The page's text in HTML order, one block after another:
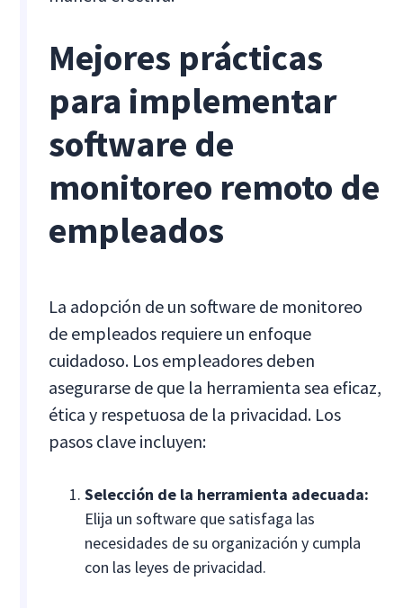
Mejores prácticas
para implementar
software de
monitoreo remoto de
empleados
La adopción de un software de monitoreo
de empleados requiere un enfoque
cuidadoso. Los empleadores deben
asegurarse de que la herramienta sea eficaz,
ética y respetuosa de la privacidad. Los
pasos clave incluyen:
Selección de la herramienta adecuada:
Elija un software que satisfaga las
necesidades de su organización y cumpla
con las leyes de privacidad.